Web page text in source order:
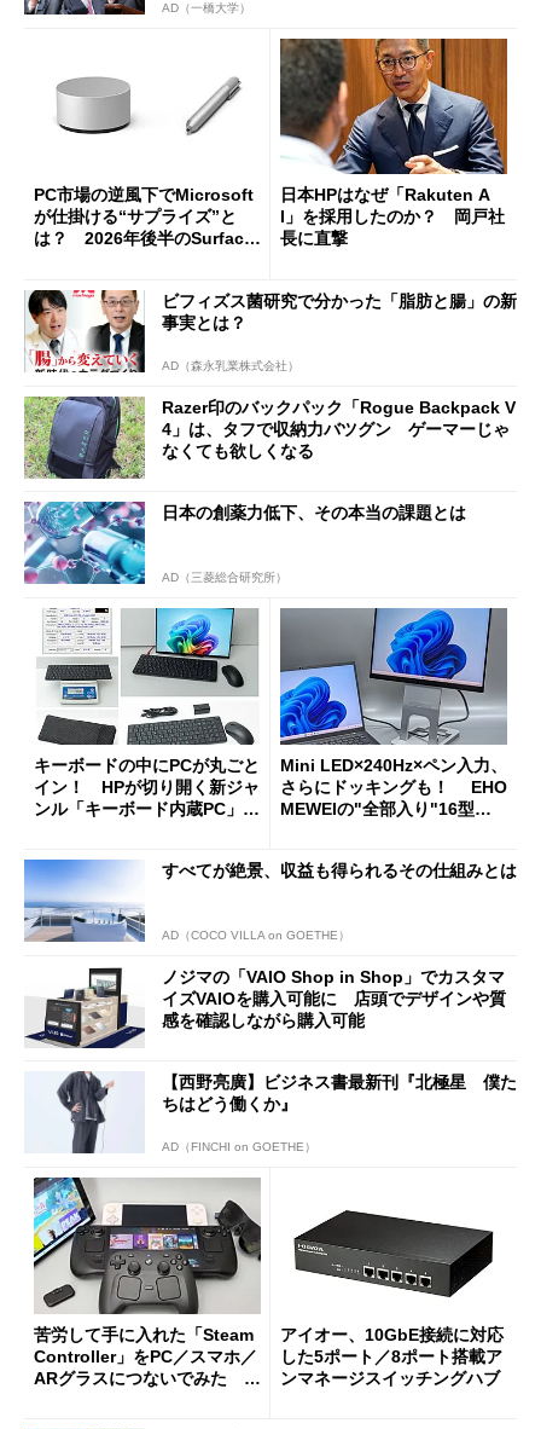
AD（一橋大学）
PC市場の逆風下でMicrosoft
が仕掛ける“サプライズ”と
は？ 2026年後半のSurface
日本HPはなぜ「Rakuten A
I」を採用したのか？ 岡戸社
長に直撃
ビフィズス菌研究で分かった「脂肪と腸」の新
事実とは？
AD（森永乳業株式会社）
Razer印のバックパック「Rogue Backpack V
4」は、タフで収納力バツグン ゲーマーじゃ
なくても欲しくなる
日本の創薬力低下、その本当の課題とは
AD（三菱総合研究所）
キーボードの中にPCが丸ごと
イン！ HPが切り開く新ジャ
ンル「キーボード内蔵PC」の
Mini LED×240Hz×ペン入力、
さらにドッキングも！ EHO
MEWEIの"全部入り"16型モ
すべてが絶景、収益も得られるその仕組みとは
AD（COCO VILLA on GOETHE）
ノジマの「VAIO Shop in Shop」でカスタマ
イズVAIOを購入可能に 店頭でデザインや質
感を確認しながら購入可能
【西野亮廣】ビジネス書最新刊『北極星 僕た
ちはどう働くか』
AD（FINCHI on GOETHE）
苦労して手に入れた「Steam
Controller」をPC／スマホ／
ARグラスにつないでみた ゲ
アイオー、10GbE接続に対応
した5ポート／8ポート搭載ア
ンマネージスイッチングハブ